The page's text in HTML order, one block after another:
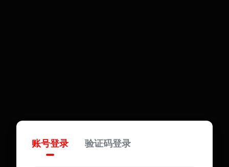
账号登录 验证码登录